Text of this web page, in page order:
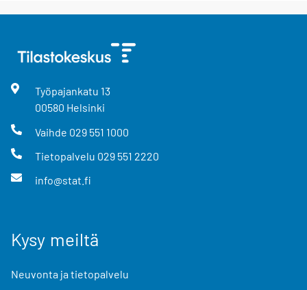
Työpajankatu 13
00580 Helsinki
Vaihde 029 551 1000
Tietopalvelu 029 551 2220
info@stat.fi
Kysy meiltä
Neuvonta ja tietopalvelu